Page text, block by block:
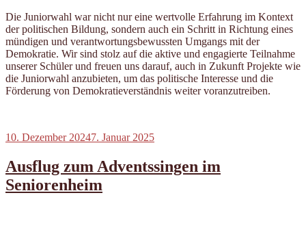
Die Juniorwahl war nicht nur eine wertvolle Erfahrung im Kontext
der politischen Bildung, sondern auch ein Schritt in Richtung eines
mündigen und verantwortungsbewussten Umgangs mit der
Demokratie. Wir sind stolz auf die aktive und engagierte Teilnahme
unserer Schüler und freuen uns darauf, auch in Zukunft Projekte wie
die Juniorwahl anzubieten, um das politische Interesse und die
Förderung von Demokratieverständnis weiter voranzutreiben.
Veröffentlicht
10. Dezember 20247. Januar 2025
Ausflug zum Adventssingen im
Seniorenheim